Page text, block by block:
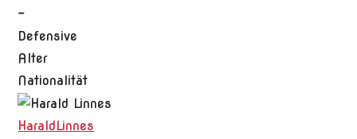
-
Defensive
Alter
Nationalität
HaraldLinnes